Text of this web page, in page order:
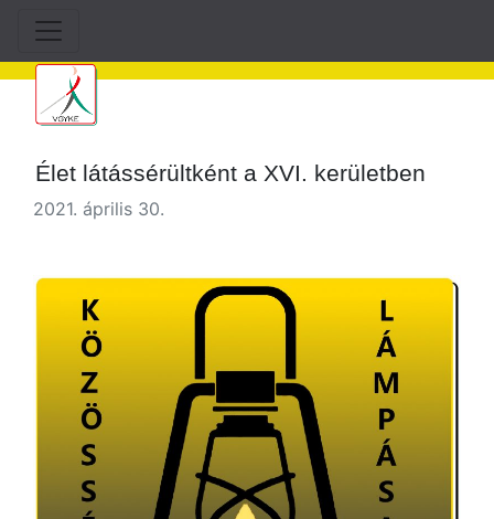
Élet látássérültként a XVI. kerületben
2021. április 30.